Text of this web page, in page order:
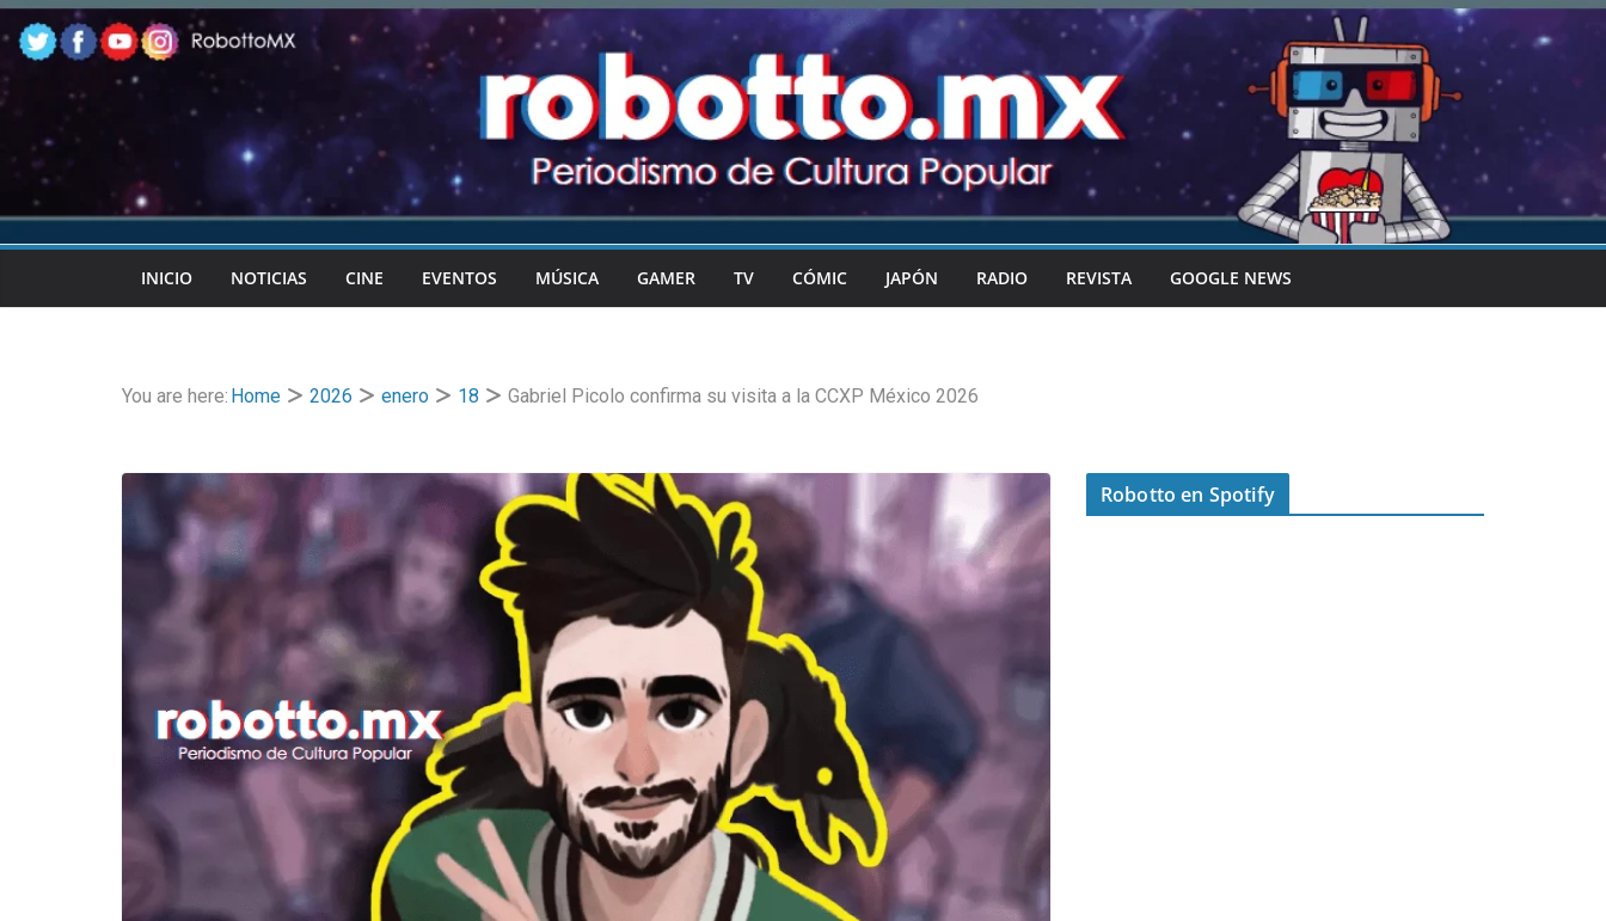
Skip
to
content
INICIO NOTICIAS CINE EVENTOS MÚSICA GAMER TV CÓMIC JAPÓN RADIO REVISTA GOOGLE NEWS
You are here: Home 2026 enero 18 Gabriel Picolo confirma su visita a la CCXP México 2026
Robotto en Spotify